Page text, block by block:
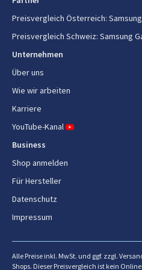
Interner Speichertyp
RAM-Speicher maximal
Speicherkanäle
Speicherdatenübertragungsrat
e
Grafik
Eingebaute Grafikadapter
Separates Grafikkartenmodell
On-Board-Grafikadapterfamilie
Eingebautes Grafikkartenmodell
Preisvergleich Österreich:
Preisvergleich Schweiz: Samsung
Unternehmen
Über uns
Wie wir arbeiten
Karriere
YouTube-Kanal
Business
Shop anmelden
Für Hersteller
Datenschutz
Impressum
Alle Preise inkl. MwSt. und ggf. zzgl.
Shops. Dieser Preisvergleich ist kein